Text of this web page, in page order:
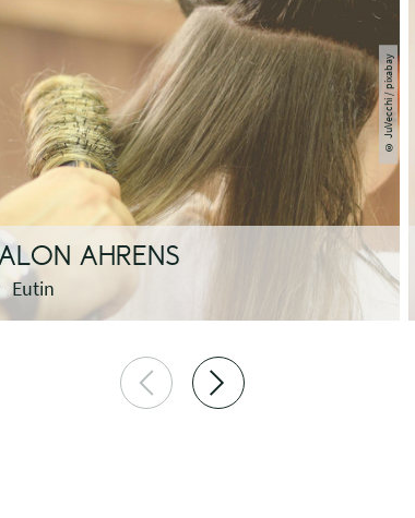
AHRENS
Eutin
©
JuVecchi / pixabay